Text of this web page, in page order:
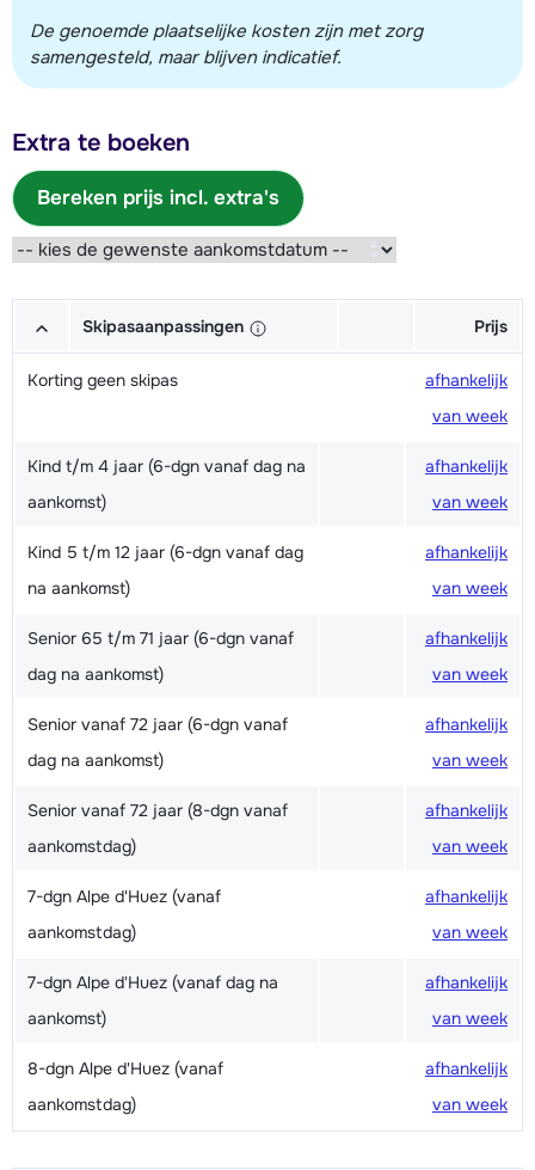
De genoemde plaatselijke kosten zijn met zorg
samengesteld, maar blijven indicatief.
Extra te boeken
Bereken prijs incl. extra's
Skipasaanpassingen Prijs
Korting geen skipas
afhankelijk
van week
Kind t/m 4 jaar (6-dgn vanaf dag na
aankomst)
afhankelijk
van week
Kind 5 t/m 12 jaar (6-dgn vanaf dag
na aankomst)
afhankelijk
van week
Senior 65 t/m 71 jaar (6-dgn vanaf
dag na aankomst)
afhankelijk
van week
Senior vanaf 72 jaar (6-dgn vanaf
dag na aankomst)
afhankelijk
van week
Senior vanaf 72 jaar (8-dgn vanaf
aankomstdag)
afhankelijk
van week
7-dgn Alpe d'Huez (vanaf
aankomstdag)
afhankelijk
van week
7-dgn Alpe d'Huez (vanaf dag na
aankomst)
afhankelijk
van week
8-dgn Alpe d'Huez (vanaf
aankomstdag)
afhankelijk
van week